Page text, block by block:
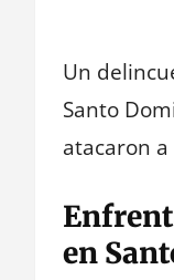
Un
Santo
atacaron a
en